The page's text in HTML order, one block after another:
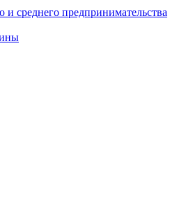
среднего предпринимательства